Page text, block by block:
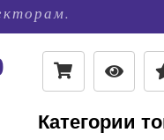
Категории